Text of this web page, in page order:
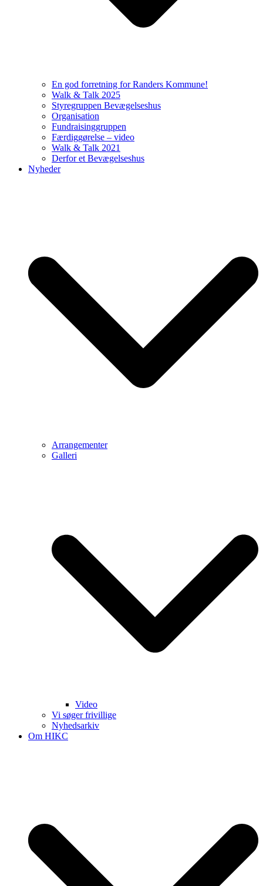
En god forretning for Randers Kommune!
Walk & Talk 2025
Styregruppen Bevægelseshus
Organisation
Fundraisinggruppen
Færdiggørelse – video
Walk & Talk 2021
Derfor et Bevægelseshus
Nyheder
Arrangementer
Galleri
Video
Vi søger frivillige
Nyhedsarkiv
Om HIKC